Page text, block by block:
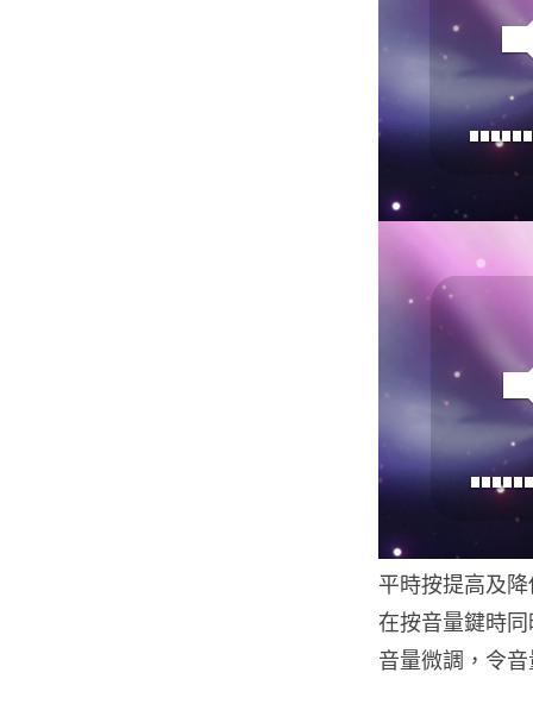
平時按提高及
在按音量鍵時
音量微調，令